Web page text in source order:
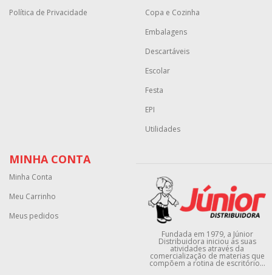
Política de Privacidade
Copa e Cozinha
Embalagens
Descartáveis
Escolar
Festa
EPI
Utilidades
MINHA CONTA
Minha Conta
Meu Carrinho
Meus pedidos
Fundada em 1979, a Júnior
Distribuidora iniciou as suas
atividades através da
comercialização de materias que
compõem a rotina de escritório...